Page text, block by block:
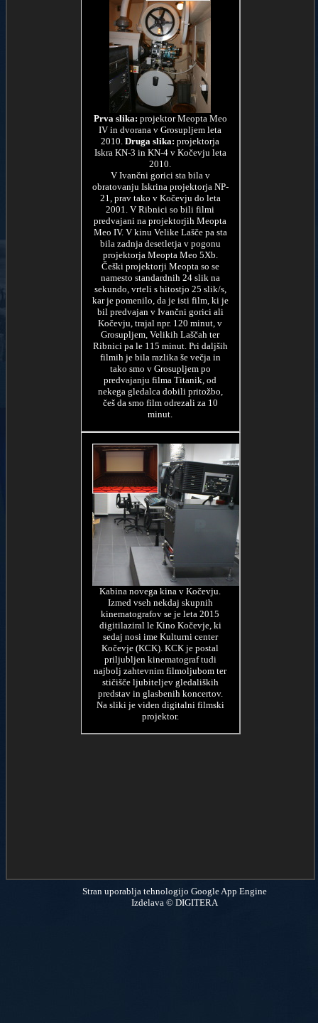
Prva slika: projektor Meopta Meo
IV in dvorana v Grosupljem leta
2010. Druga slika: projektorja
Iskra KN-3 in KN-4 v Kočevju leta
2010.
V Ivančni gorici sta bila v
obratovanju Iskrina projektorja NP-
21, prav tako v Kočevju do leta
2001. V Ribnici so bili filmi
predvajani na projektorjih Meopta
Meo IV. V kinu Velike Lašče pa sta
bila zadnja desetletja v pogonu
projektorja Meopta Meo 5Xb.
Češki projektorji Meopta so se
namesto standardnih 24 slik na
sekundo, vrteli s hitostjo 25 slik/s,
kar je pomenilo, da je isti film, ki je
bil predvajan v Ivančni gorici ali
Kočevju, trajal npr. 120 minut, v
Grosupljem, Velikih Laščah ter
Ribnici pa le 115 minut. Pri daljših
filmih je bila razlika še večja in
tako smo v Grosupljem po
predvajanju filma Titanik, od
nekega gledalca dobili pritožbo,
češ da smo film odrezali za 10
minut.
Kabina novega kina v Kočevju.
Izmed vseh nekdaj skupnih
kinematografov se je leta 2015
digitilaziral le Kino Kočevje, ki
sedaj nosi ime Kulturni center
Kočevje (KCK). KCK je postal
priljubljen kinematograf tudi
najbolj zahtevnim filmoljubom ter
stičišče ljubiteljev gledaliških
predstav in glasbenih koncertov.
Na sliki je viden digitalni filmski
projektor.
Stran uporablja tehnologijo Google App Engine
Izdelava © DIGITERA